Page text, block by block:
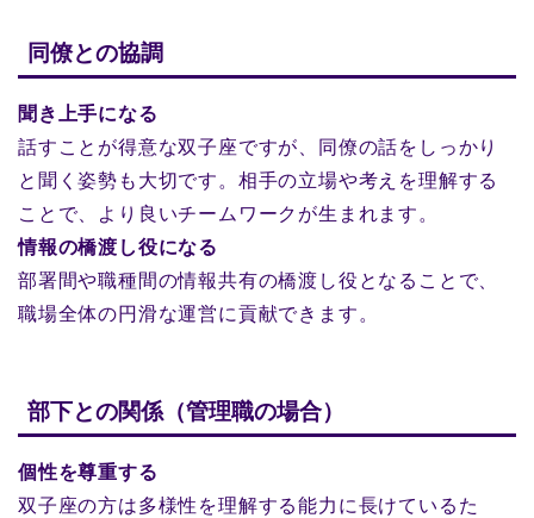
同僚との協調
聞き上手になる
話すことが得意な双子座ですが、同僚の話をしっかり
と聞く姿勢も大切です。相手の立場や考えを理解する
ことで、より良いチームワークが生まれます。
情報の橋渡し役になる
部署間や職種間の情報共有の橋渡し役となることで、
職場全体の円滑な運営に貢献できます。
部下との関係（管理職の場合）
個性を尊重する
双子座の方は多様性を理解する能力に長けているた